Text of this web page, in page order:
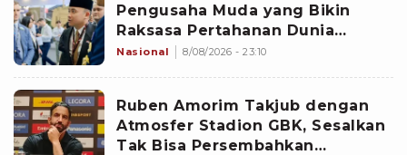
Pengusaha Muda yang Bikin
Raksasa Pertahanan Dunia
Kepincut Indonesia
Nasional 8/08/2026 - 23:10
Ruben Amorim Takjub dengan
Atmosfer Stadion GBK, Sesalkan
Tak Bisa Persembahkan